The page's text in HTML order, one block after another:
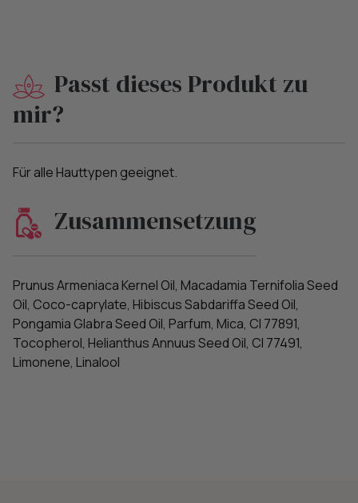
Passt dieses Produkt zu
mir?
Für alle Hauttypen geeignet.
Zusammensetzung
Prunus Armeniaca Kernel Oil, Macadamia Ternifolia Seed
Oil, Coco-caprylate, Hibiscus Sabdariffa Seed Oil,
Pongamia Glabra Seed Oil, Parfum, Mica, CI 77891,
Tocopherol, Helianthus Annuus Seed Oil, CI 77491,
Limonene, Linalool